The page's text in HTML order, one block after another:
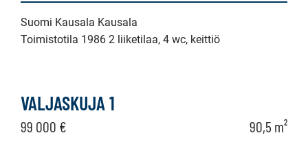
Suomi Kausala Kausala
Toimistotila 1986 2 liiketilaa, 4 wc, keittiö
VALJASKUJA 1
99 000 € 90,5 m²